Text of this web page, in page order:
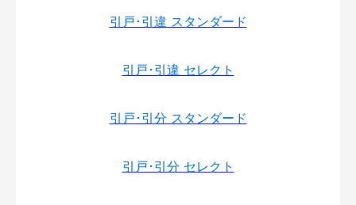
引戸･引違 スタンダード
引戸･引違 セレクト
引戸･引分 スタンダード
引戸･引分 セレクト